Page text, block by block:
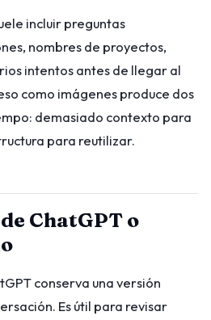
incluir preguntas
nombres de proyectos,
intentos antes de llegar al
como imágenes produce dos
demasiado contexto para
para reutilizar.
ChatGPT o
conserva una versión
Es útil para revisar